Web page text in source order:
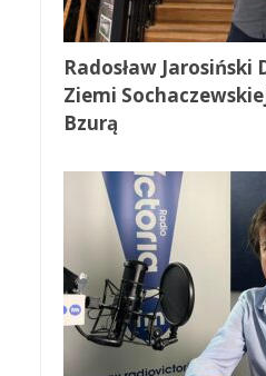
Radosław
Ziemi
Bzurą